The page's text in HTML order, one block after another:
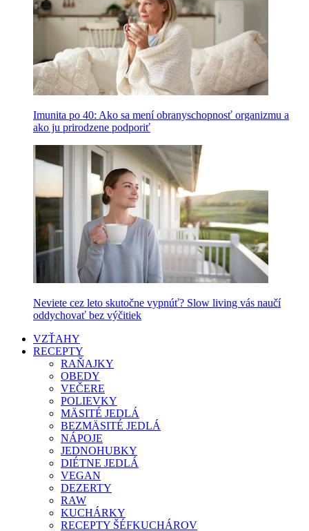
Imunita po 40: Ako sa mení obranyschopnosť organizmu a
ako ju prirodzene podporiť
Neviete cez leto skutočne vypnúť? Slow living vás naučí
oddychovať bez výčitiek
VZŤAHY
RECEPTY
RAŇAJKY
OBEDY
VEČERE
POLIEVKY
MÄSITÉ JEDLÁ
BEZMÄSITÉ JEDLÁ
NÁPOJE
JEDNOHUBKY
DIÉTNE JEDLÁ
VEGAN
DEZERTY
RAW
KUCHÁRKY
RECEPTY ŠÉFKUCHÁROV